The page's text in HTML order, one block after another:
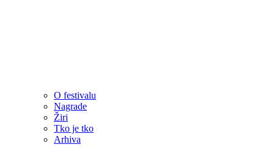
O festivalu
Nagrade
Žiri
Tko je tko
Arhiva